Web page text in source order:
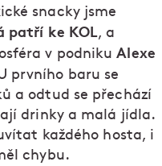
snacky jsme
patří ke KOL, a
v podnikuAlexe
prvního baru se
a odtud se přechází
drinky a malá jídla.
každého hosta, i
chybu.